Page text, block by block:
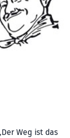
Weg ist das